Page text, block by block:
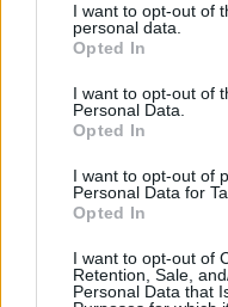
I want to opt-out of
personal data.
Opted In
I want to opt-out of
Personal Data.
Opted In
I want to opt-out of
Personal Data for
Opted In
I want to opt-out of
Retention, Sale,
Personal Data that